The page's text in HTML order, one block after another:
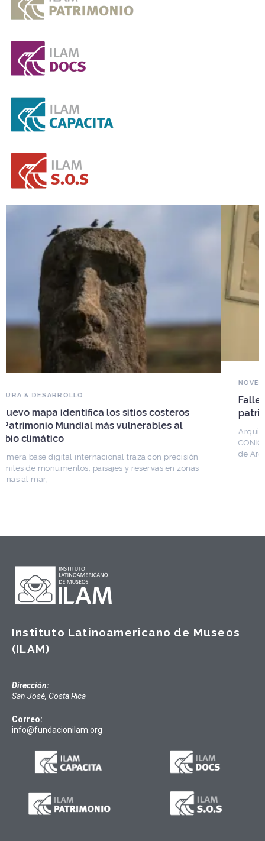
Falleció Ramón Gutiérrez, guardián del
patrimonio iberoamericano
Arquitecto, historiador e Investigador Superior del
CONICET, fundó el CEDODAL e impulsó los Seminarios
de Arquitectura Latinoamericana. Publicó más de
Instituto Latinoamericano de Museos
(ILAM)
Dirección:
San José, Costa Rica
Correo:
info@fundacionilam.org